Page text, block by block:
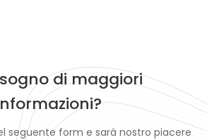
di maggiori
seguente form e sarà nostro piacere